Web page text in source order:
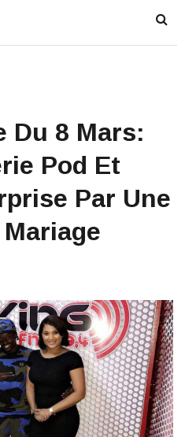
Du 8 Mars:
Pod Et
Par Une